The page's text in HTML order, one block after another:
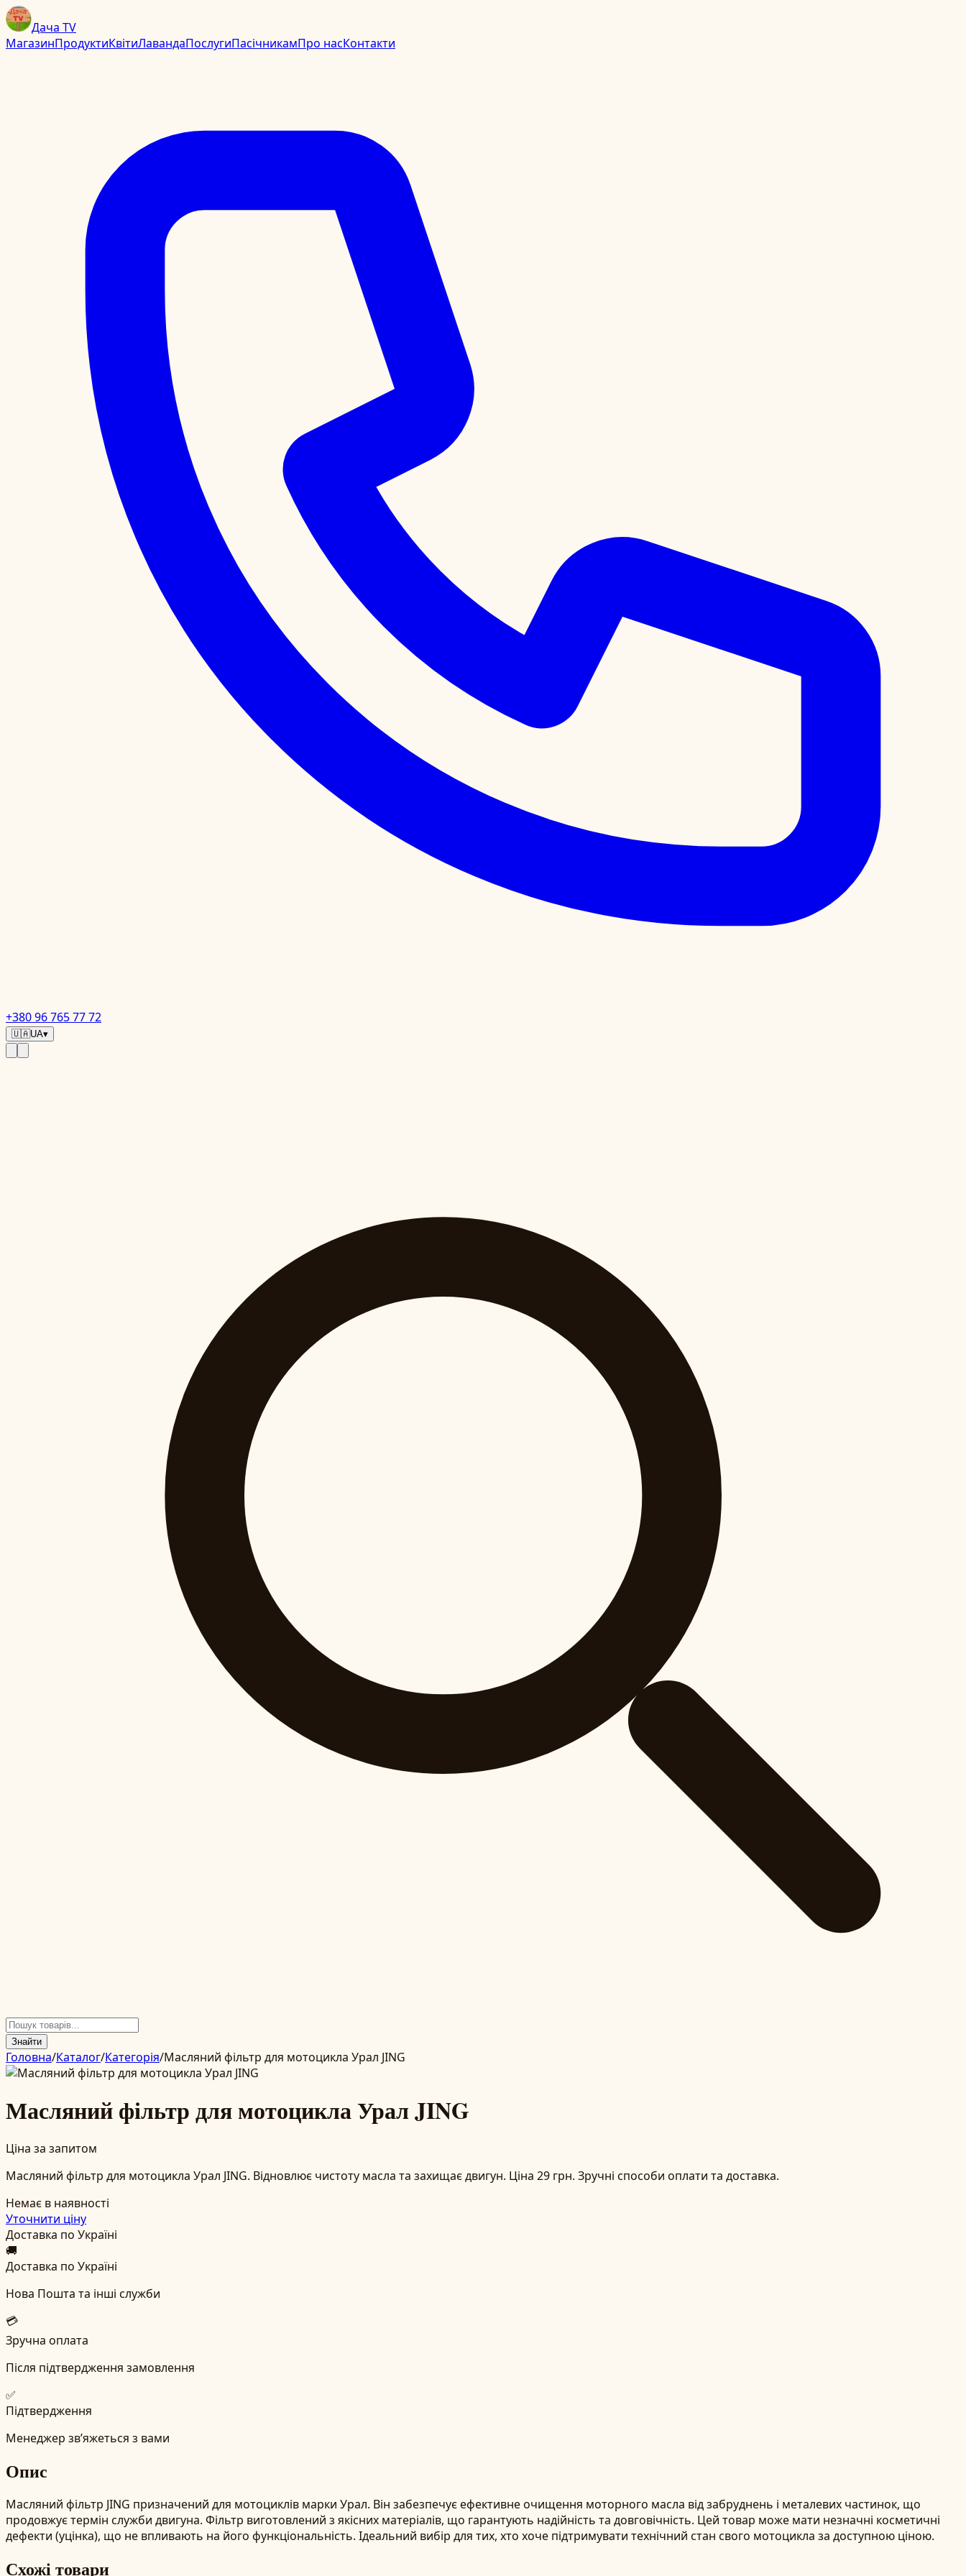
Дача TV
МагазинПродуктиКвітиЛавандаПослугиПасічникамПро насКонтакти
+380 96 765 77 72
🇺🇦UA▾
Знайти
Головна/Каталог/Категорія/Масляний фільтр для мотоцикла Урал JING
Масляний фільтр для мотоцикла Урал JING
Ціна за запитом
Масляний фільтр для мотоцикла Урал JING. Відновлює чистоту масла та захищає двигун. Ціна 29 грн. Зручні способи оплати та доставка.
Немає в наявності
Уточнити ціну
Доставка по Україні
🚚
Доставка по Україні
Нова Пошта та інші служби
💳
Зручна оплата
Після підтвердження замовлення
✅
Підтвердження
Менеджер зв’яжеться з вами
Опис
Масляний фільтр JING призначений для мотоциклів марки Урал. Він забезпечує ефективне очищення моторного масла від забруднень і металевих частинок, що
продовжує термін служби двигуна. Фільтр виготовлений з якісних матеріалів, що гарантують надійність та довговічність. Цей товар може мати незначні косметичні
дефекти (уцінка), що не впливають на його функціональність. Ідеальний вибір для тих, хто хоче підтримувати технічний стан свого мотоцикла за доступною ціною.
Схожі товари